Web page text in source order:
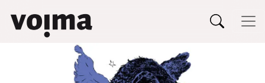
Siirry sisältöön
Päävalikko